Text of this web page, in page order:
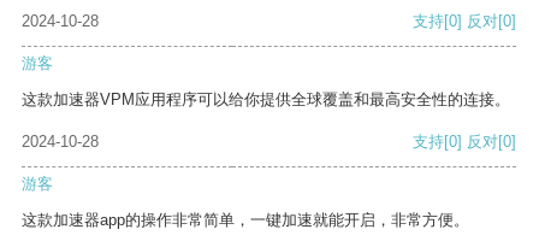
2024-10-28 支持[0] 反对[0]
游客
这款加速器VPM应用程序可以给你提供全球覆盖和最高安全性的连接。
2024-10-28 支持[0] 反对[0]
游客
这款加速器app的操作非常简单，一键加速就能开启，非常方便。